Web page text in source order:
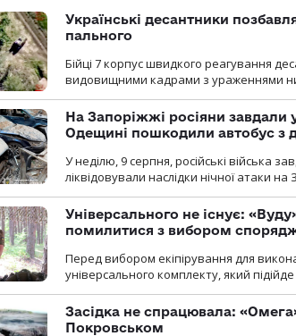
Українські десантники
пального
Бійці 7 корпус швидкого реагування
видовищними кадрами з ураженнями
На Запоріжжі росіяни завдали
Одещині пошкодили автобус з
У неділю, 9 серпня, російські війська
ліквідовували наслідки нічної атаки на
Універсального не існує:
помилитися з вибором
Перед вибором екіпірування для
універсального комплекту, який підійде
Засідка не спрацювала:
Покровськом